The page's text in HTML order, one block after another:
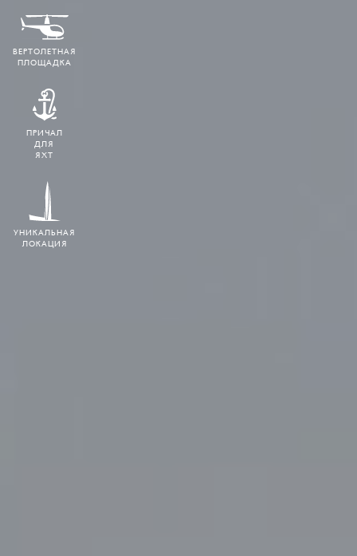
ВЕРТОЛЕТНАЯ
ПЛОЩАДКА
ПРИЧАЛ
ДЛЯ
ЯХТ
УНИКАЛЬНАЯ
ЛОКАЦИЯ